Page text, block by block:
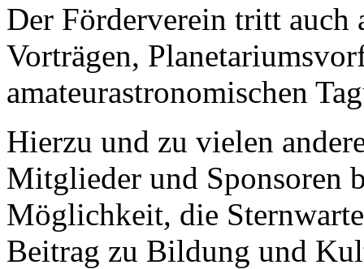
Der Förderverein tritt auch
Vorträgen,
amateurastronomischen
Hierzu und zu vielen
Mitglieder und Sponsoren
Möglichkeit, die
Beitrag zu Bildung und